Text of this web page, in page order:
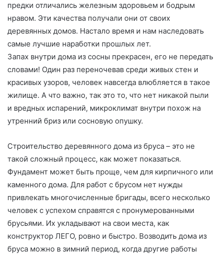
предки отличались железным здоровьем и бодрым
нравом. Эти качества получали они от своих
деревянных домов. Настало время и нам наследовать
самые лучшие наработки прошлых лет.
Запах внутри дома из сосны прекрасен, его не передать
словами! Один раз переночевав среди живых стен и
красивых узоров, человек навсегда влюбляется в такое
жилище. А что важно, так это то, что нет никакой пыли
и вредных испарений, микроклимат внутри похож на
утренний бриз или сосновую опушку.
Строительство деревянного дома из бруса – это не
такой сложный процесс, как может показаться.
Фундамент может быть проще, чем для кирпичного или
каменного дома. Для работ с брусом нет нужды
привлекать многочисленные бригады, всего несколько
человек с успехом справятся с пронумерованными
брусьями. Их укладывают на свои места, как
конструктор ЛЕГО, ровно и быстро. Возводить дома из
бруса можно в зимний период, когда другие работы